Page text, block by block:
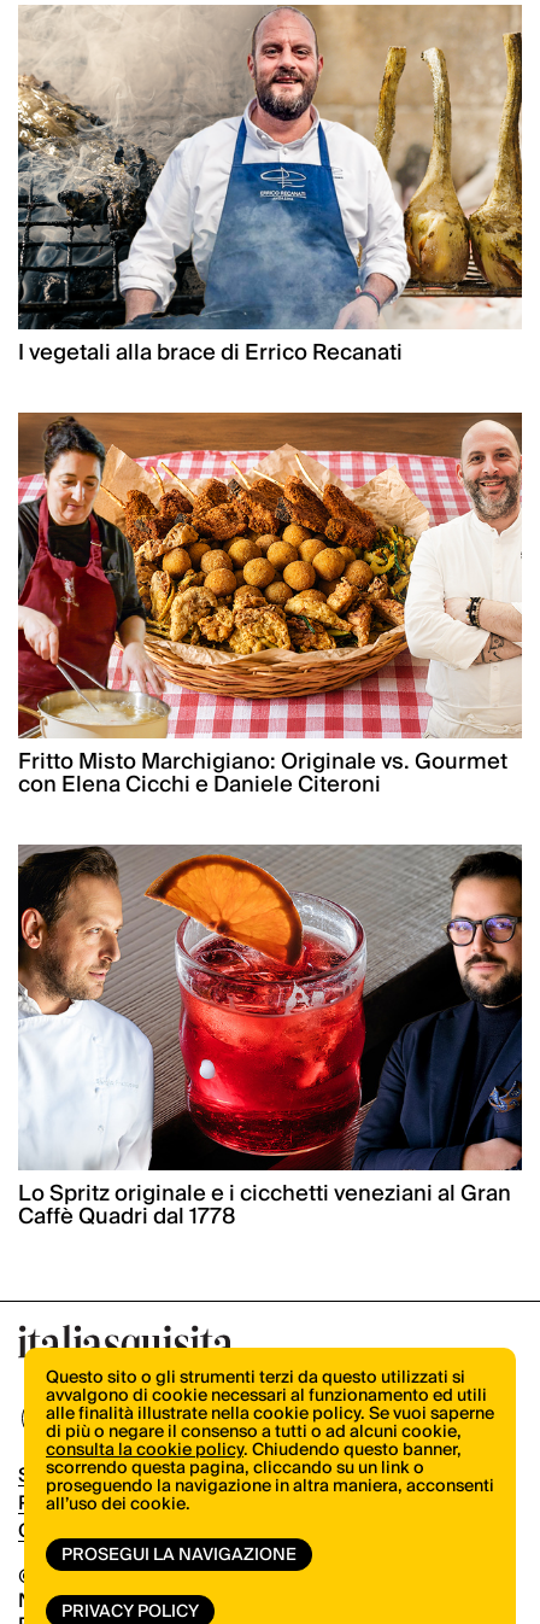
I vegetali alla brace di Errico Recanati
Fritto Misto Marchigiano: Originale vs. Gourmet
con Elena Cicchi e Daniele Citeroni
Lo Spritz originale e i cicchetti veneziani al Gran
Caffè Quadri dal 1778
© Copyright 2026.Vertical.it
N.ro Iscrizione ROC 32504
Shop
Pubblicità
Contatti
Questo sito o gli strumenti terzi da questo utilizzati si
avvalgono di cookie necessari al funzionamento ed utili
alle finalità illustrate nella cookie policy. Se vuoi saperne
di più o negare il consenso a tutti o ad alcuni cookie,
consulta la cookie policy. Chiudendo questo banner,
scorrendo questa pagina, cliccando su un link o
proseguendo la navigazione in altra maniera, acconsenti
all’uso dei cookie.
PROSEGUI LA NAVIGAZIONE
PRIVACY POLICY